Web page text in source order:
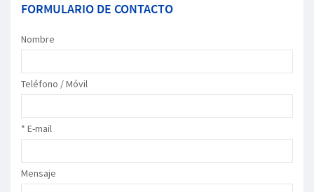
FORMULARIO DE CONTACTO
Nombre
Teléfono / Móvil
* E-mail
Mensaje